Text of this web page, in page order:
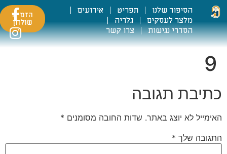
הסיפור שלנו תפריט
אירועים
מלצר לעסקים
גלריה
הסדרי נגישות
צרו קשר
הזמינו
שולחן
9
כתיבת תגובה
האימייל לא יוצג באתר. שדות החובה מסומנים *
התגובה שלך *